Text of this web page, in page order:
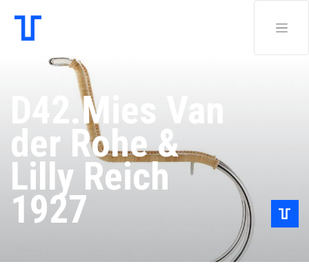
D42.Mies Van
der Rohe &
Lilly Reich
1927